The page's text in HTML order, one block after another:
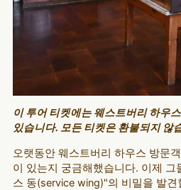
이 투어 티켓에는 웨스트버리 하우
있습니다. 모든 티켓은 환불되지 않
오랫동안 웨스트버리 하우스 방문
이 있는지 궁금해했습니다. 이제 그
스 동(service wing)"의 비밀을 발견